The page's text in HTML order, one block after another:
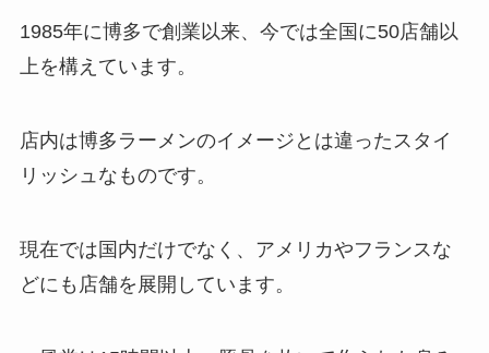
1985年に博多で創業以来、今では全国に50店舗以
上を構えています。
店内は博多ラーメンのイメージとは違ったスタイ
リッシュなものです。
現在では国内だけでなく、アメリカやフランスな
どにも店舗を展開しています。